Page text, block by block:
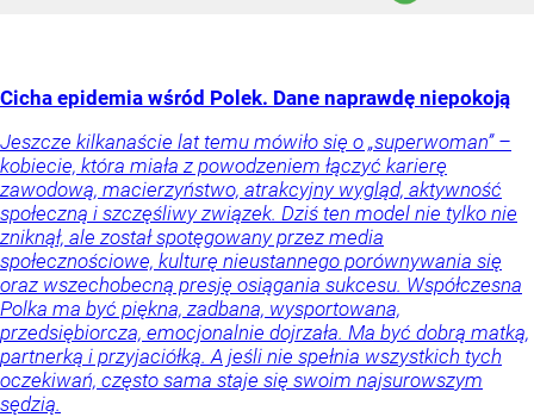
Cicha epidemia wśród Polek. Dane naprawdę niepokoją
Jeszcze kilkanaście lat temu mówiło się o „superwoman” –
kobiecie, która miała z powodzeniem łączyć karierę
zawodową, macierzyństwo, atrakcyjny wygląd, aktywność
społeczną i szczęśliwy związek. Dziś ten model nie tylko nie
zniknął, ale został spotęgowany przez media
społecznościowe, kulturę nieustannego porównywania się
oraz wszechobecną presję osiągania sukcesu. Współczesna
Polka ma być piękna, zadbana, wysportowana,
przedsiębiorcza, emocjonalnie dojrzała. Ma być dobrą matką,
partnerką i przyjaciółką. A jeśli nie spełnia wszystkich tych
oczekiwań, często sama staje się swoim najsurowszym
sędzią.